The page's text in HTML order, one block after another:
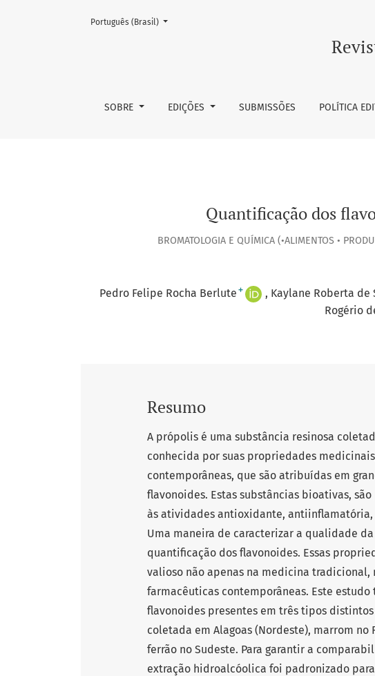
Quantificação dos flavonoides em diferentes tipos de
SOBRE EDIÇÕES SUBMISSÕES POLÍTICA
Mudar o idioma. O atual é:
Português (Brasil)
Quantificação dos
BROMATOLOGIA E QUÍMICA (•ALIMENTOS •
Pedro Felipe Rocha Berlute + Kaylane Roberta de
Rogério
Resumo
A própolis é uma substância resinosa
conhecida por suas propriedades
contemporâneas, que são atribuídas em
flavonoides. Estas substâncias bioativas,
às atividades antioxidante,
Uma maneira de caracterizar a qualidade
quantificação dos flavonoides. Essas
valioso não apenas na medicina tradicional,
farmacêuticas contemporâneas. Este
flavonoides presentes em três tipos
coletada em Alagoas (Nordeste), marrom no
ferrão no Sudeste. Para garantir a
extração hidroalcóolica foi padronizado